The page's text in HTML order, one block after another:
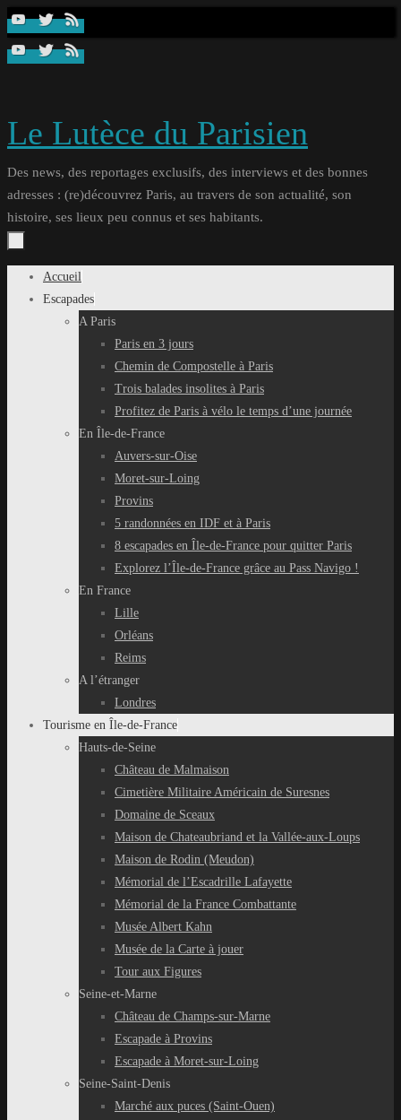
Passer
contenu
Le Lutèce du Parisien
Des news, des reportages exclusifs, des interviews et des bonnes
adresses : (re)découvrez Paris, au travers de son actualité, son
histoire, ses lieux peu connus et ses habitants.
Passer
Accueil
Escapades
A Paris
Paris en 3 jours
Chemin de Compostelle à Paris
Trois balades insolites à Paris
Profitez de Paris à vélo le temps d’une journée
En Île-de-France
Auvers-sur-Oise
Moret-sur-Loing
Provins
5 randonnées en IDF et à Paris
8 escapades en Île-de-France pour quitter Paris
Explorez l’Île-de-France grâce au Pass Navigo !
En France
Lille
Orléans
Reims
A l’étranger
Londres
Tourisme en Île-de-France
Hauts-de-Seine
Château de Malmaison
Cimetière Militaire Américain de Suresnes
Domaine de Sceaux
Maison de Chateaubriand et la Vallée-aux-Loups
Maison de Rodin (Meudon)
Mémorial de l’Escadrille Lafayette
Mémorial de la France Combattante
Musée Albert Kahn
Musée de la Carte à jouer
Tour aux Figures
Seine-et-Marne
Château de Champs-sur-Marne
Escapade à Provins
Escapade à Moret-sur-Loing
Seine-Saint-Denis
Marché aux puces (Saint-Ouen)